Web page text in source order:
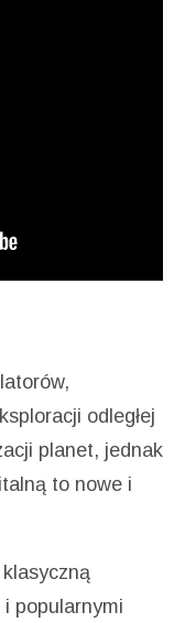
odległej
planet, jednak
to nowe i
klasyczną
popularnymi